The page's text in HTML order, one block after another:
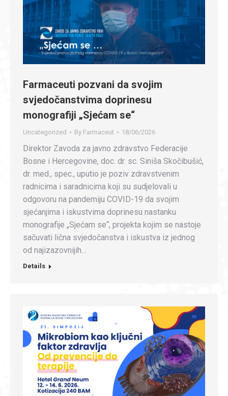
Farmaceuti pozvani da svojim
svjedočanstvima doprinesu
monografiji „Sjećam se“
Uncategorized By Farmaceut 18/06/2026
Direktor Zavoda za javno zdravstvo Federacije
Bosne i Hercegovine, doc. dr. sc. Siniša Skočibušić,
dr. med., spec., uputio je poziv zdravstvenim
radnicima i saradnicima koji su sudjelovali u
odgovoru na pandemiju COVID-19 da svojim
sjećanjima i iskustvima doprinesu nastanku
monografije „Sjećam se“, projekta kojim se nastoje
sačuvati lična svjedočanstva i iskustva iz jednog
od najizazovnijih…
Details